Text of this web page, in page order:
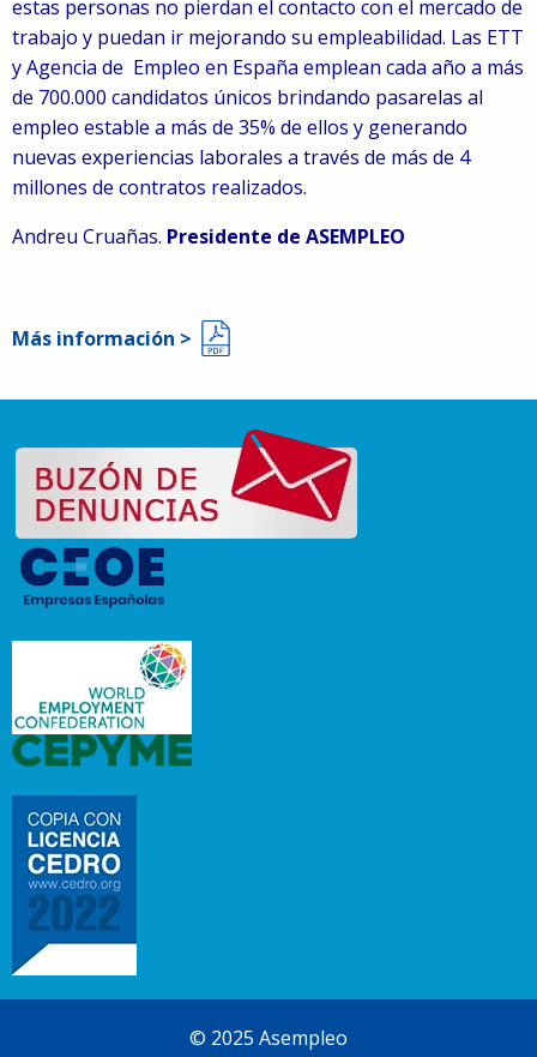
estas personas no pierdan el contacto con el mercado de
trabajo y puedan ir mejorando su empleabilidad. Las ETT
y Agencia de Empleo en España emplean cada año a más
de 700.000 candidatos únicos brindando pasarelas al
empleo estable a más de 35% de ellos y generando
nuevas experiencias laborales a través de más de 4
millones de contratos realizados.
Andreu Cruañas. Presidente de ASEMPLEO
Más información >
© 2025 Asempleo